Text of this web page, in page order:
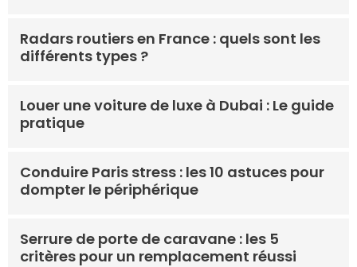
Radars routiers en France : quels sont les
différents types ?
Louer une voiture de luxe à Dubai : Le guide
pratique
Conduire Paris stress : les 10 astuces pour
dompter le périphérique
Serrure de porte de caravane : les 5
critères pour un remplacement réussi